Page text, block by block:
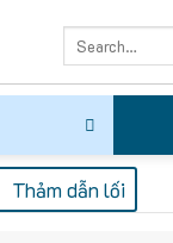
for:
Thảm dẫn lối